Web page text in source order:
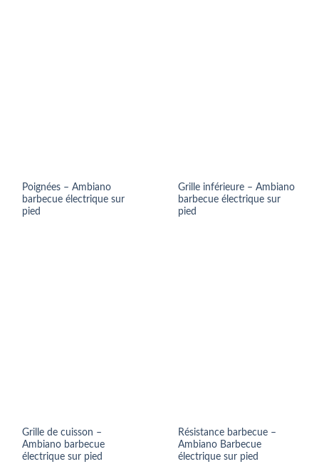
Poignées – Ambiano
barbecue électrique sur
pied
Grille inférieure – Ambiano
barbecue électrique sur
pied
Grille de cuisson –
Ambiano barbecue
électrique sur pied
Résistance barbecue –
Ambiano Barbecue
électrique sur pied